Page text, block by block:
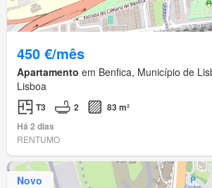
450 €/mês
Apartamento em Benfica, Município de
Lisboa
T3 2
83 m²
Há 2 dias
RENTUMO
Novo